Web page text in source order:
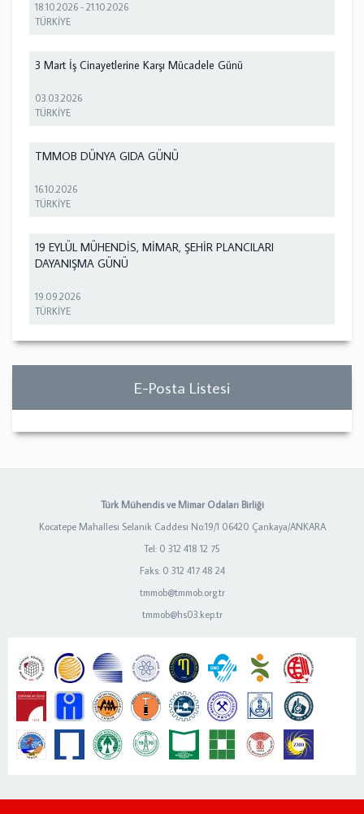
18.10.2026 -21.10.2026
TÜRKİYE
3 Mart İş Cinayetlerine Karşı Mücadele Günü
03.03.2026
TÜRKİYE
TMMOB DÜNYA GIDA GÜNÜ
16.10.2026
TÜRKİYE
19 EYLÜL MÜHENDİS, MİMAR, ŞEHİR PLANCILARI
DAYANIŞMA GÜNÜ
19.09.2026
TÜRKİYE
E-Posta Listesi
Türk Mühendis ve Mimar Odaları Birliği
Kocatepe Mahallesi Selanik Caddesi No:19/1 06420 Çankaya/ANKARA
Tel: 0 312 418 12 75
Faks: 0 312 417 48 24
tmmob@tmmob.org.tr
tmmob@hs03.kep.tr